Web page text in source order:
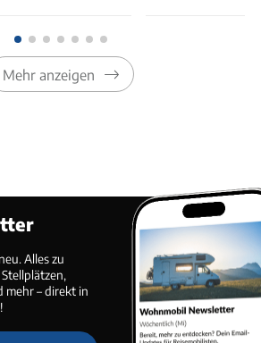
Mehr anzeigen
Alles zu
mehr – direkt in